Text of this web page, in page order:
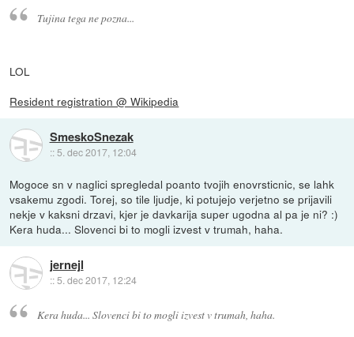
Tujina tega ne pozna...
LOL
Resident registration @ Wikipedia
SmeskoSnezak
:: 5. dec 2017, 12:04
Mogoce sn v naglici spregledal poanto tvojih enovrsticnic, se lahk
vsakemu zgodi. Torej, so tile ljudje, ki potujejo verjetno se prijavili
nekje v kaksni drzavi, kjer je davkarija super ugodna al pa je ni? :)
Kera huda... Slovenci bi to mogli izvest v trumah, haha.
jernejl
::5. dec 2017, 12:24
Kera huda... Slovenci bi to mogli izvest v trumah, haha.